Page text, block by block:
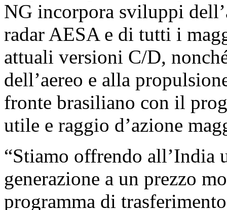
NG incorpora sviluppi
radar AESA e di tutti i
attuali versioni C/D,
dell’aereo e alla
fronte brasiliano con il
utile e raggio d’azione
“Stiamo offrendo all’India
generazione a un prezzo
programma di